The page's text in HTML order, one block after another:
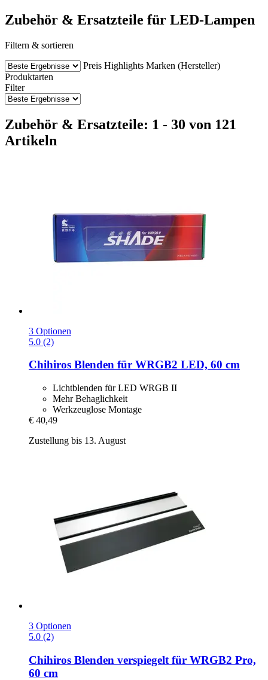
Zubehör & Ersatzteile für LED-Lampen
Filtern & sortieren
Preis Highlights Marken (Hersteller)
Produktarten
Filter
Zubehör & Ersatzteile: 1 - 30 von 121
Artikeln
3 Optionen
5.0 (2)
Chihiros Blenden für WRGB2 LED, 60 cm
Lichtblenden für LED WRGB II
Mehr Behaglichkeit
Werkzeuglose Montage
€ 40,49
Zustellung bis 13. August
3 Optionen
5.0 (2)
Chihiros Blenden verspiegelt für WRGB2 Pro,
60 cm